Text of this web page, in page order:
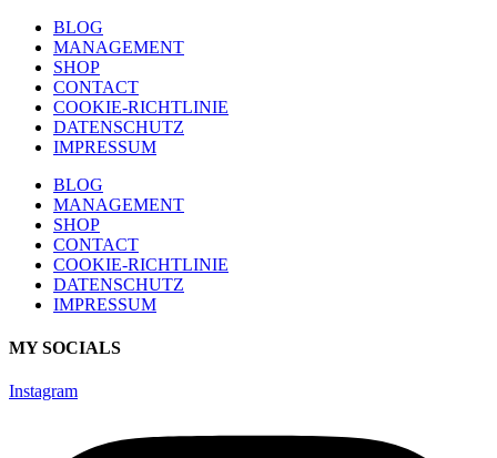
BLOG
MANAGEMENT
SHOP
CONTACT
COOKIE-RICHTLINIE
DATENSCHUTZ
IMPRESSUM
BLOG
MANAGEMENT
SHOP
CONTACT
COOKIE-RICHTLINIE
DATENSCHUTZ
IMPRESSUM
MY SOCIALS
Instagram